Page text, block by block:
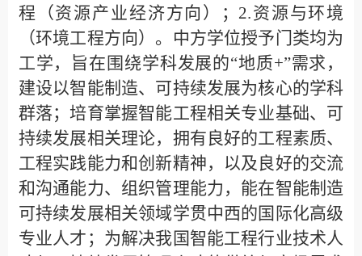
程（资源产业经济方向）；2.资源与环境
（环境工程方向）。中方学位授予门类均为
工学，旨在围绕学科发展的“地质+”需求，
建设以智能制造、可持续发展为核心的学科
群落；培育掌握智能工程相关专业基础、可
持续发展相关理论，拥有良好的工程素质、
工程实践能力和创新精神，以及良好的交流
和沟通能力、组织管理能力，能在智能制造
可持续发展相关领域学贯中西的国际化高级
专业人才；为解决我国智能工程行业技术人